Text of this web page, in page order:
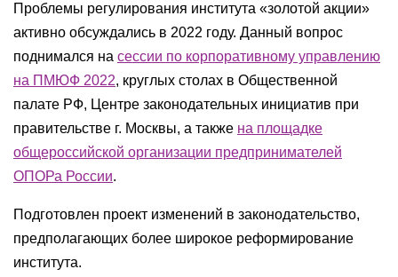
Проблемы регулирования института «золотой акции»
активно обсуждались в 2022 году. Данный вопрос
поднимался на сессии по корпоративному управлению
на ПМЮФ 2022, круглых столах в Общественной
палате РФ, Центре законодательных инициатив при
правительстве г. Москвы, а также на площадке
общероссийской организации предпринимателей
ОПОРа России.
Подготовлен проект изменений в законодательство,
предполагающих более широкое реформирование
института.